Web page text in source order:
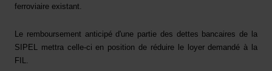
ferroviaire existant.
Le remboursement anticipé d'une partie des dettes bancaires de la
SIPEL mettra celle-ci en position de réduire le loyer demandé à la
FIL.